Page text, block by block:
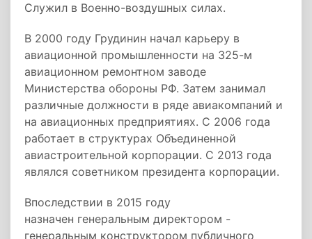
Служил в Военно-воздушных силах.
В 2000 году Грудинин начал карьеру в
авиационной промышленности на 325-м
авиационном ремонтном заводе
Министерства обороны РФ. Затем занимал
различные должности в ряде авиакомпаний и
на авиационных предприятиях. С 2006 года
работает в структурах Объединенной
авиастроительной корпорации. С 2013 года
являлся советником президента корпорации.
Впоследствии в 2015 году
назначен генеральным директором -
генеральным конструктором публичного